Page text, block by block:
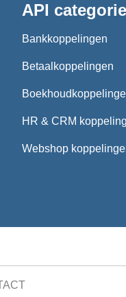
API
Bankkoppelingen
Betaalkoppelingen
HR & CRM
Webshop